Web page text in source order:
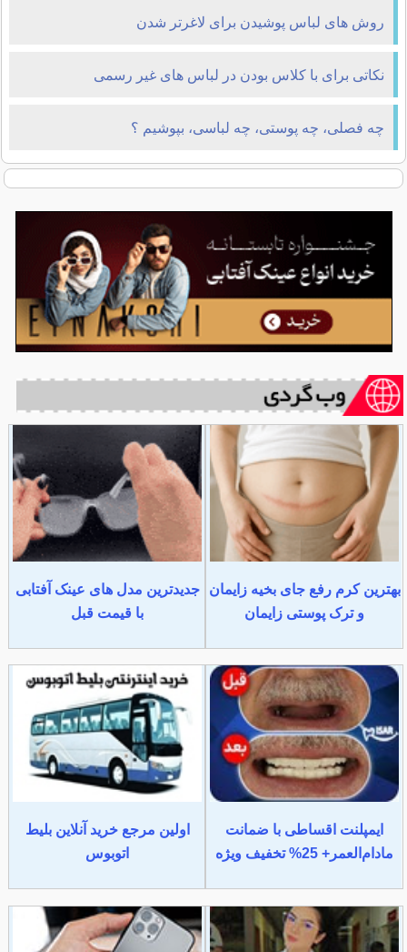
روش های لباس پوشیدن برای لاغرتر شدن
نکاتی برای با کلاس بودن در لباس های غیر رسمی
چه فصلی، چه پوستی، چه لباسی، بپوشیم ؟
بهترین کرم رفع جای بخیه زایمان
و ترک پوستی زایمان
جدیدترین مدل های عینک آفتابی
با قیمت قبل
ایمپلنت اقساطی با ضمانت
مادام‌العمر+ 25% تخفیف ویژه
اولین مرجع خرید آنلاین بلیط
اتوبوس